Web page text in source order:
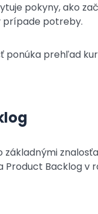
pokyny, ako
prípade potreby.
ponúka prehľad
Product Backlog